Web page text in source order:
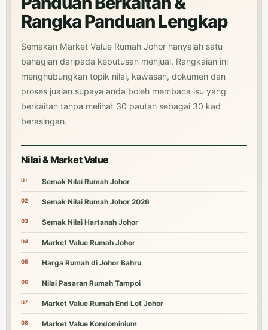
Rangka Panduan Lengkap
Semakan Market Value Rumah Johor hanyalah satu
bahagian daripada keputusan menjual. Rangkaian ini
menghubungkan topik nilai, kawasan, dokumen dan
proses jualan supaya anda boleh membaca isu yang
berkaitan tanpa melihat 30 pautan sebagai 30 kad
berasingan.
Nilai & Market Value
01 Semak Nilai Rumah Johor
02 Semak Nilai Rumah Johor 2026
03 Semak Nilai Hartanah Johor
04 Market Value Rumah Johor
05 Harga Rumah di Johor Bahru
06 Nilai Pasaran Rumah Tampoi
07 Market Value Rumah End Lot Johor
08 Market Value Kondominium